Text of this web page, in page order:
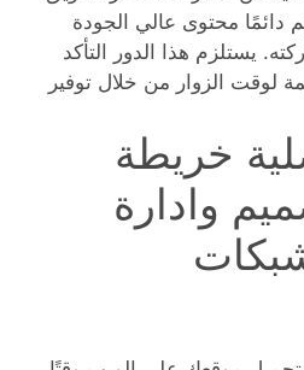
دائمًا محتوى عالي الجودة
يستلزم هذا الدور التأكد
لوقت الزوار من خلال توفير
خريطة
وادارة